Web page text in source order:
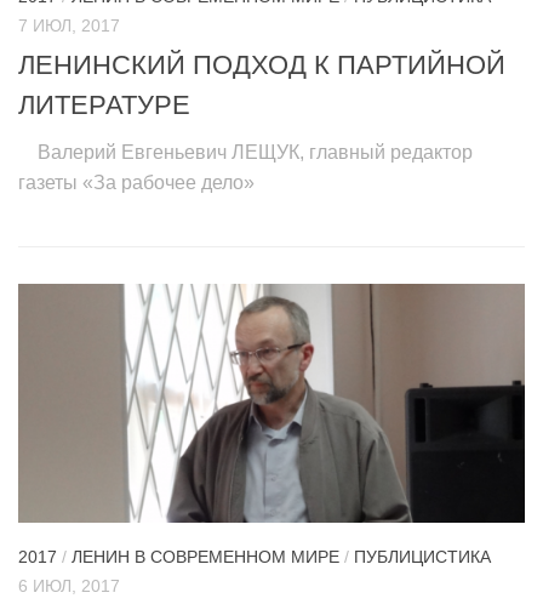
7 ИЮЛ, 2017
ЛЕНИНСКИЙ ПОДХОД К ПАРТИЙНОЙ
ЛИТЕРАТУРЕ
Валерий Евгеньевич ЛЕЩУК, главный редактор
газеты «За рабочее дело»
2017 / ЛЕНИН В СОВРЕМЕННОМ МИРЕ / ПУБЛИЦИСТИКА
6 ИЮЛ, 2017